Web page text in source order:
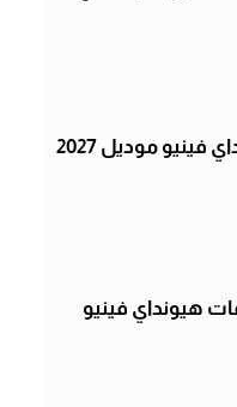
فينيو موديل 2027
هيونداي فينيو